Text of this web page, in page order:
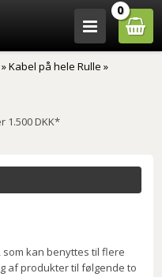
0
»Kabel på hele Rulle »
1.500 DKK*
kan benyttes til flere
af produkter til følgende to